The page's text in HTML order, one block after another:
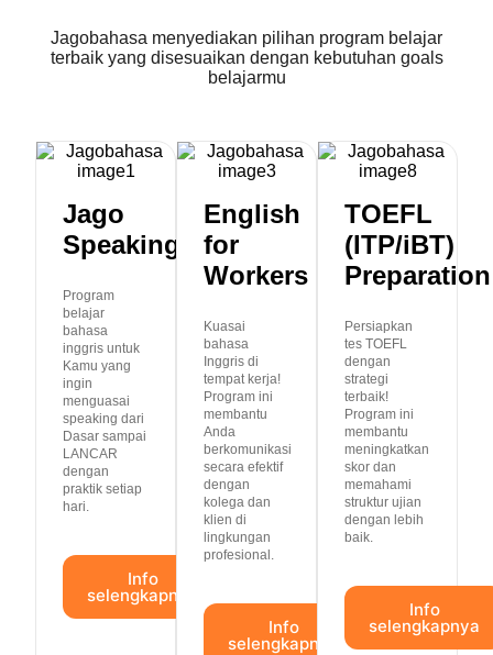
Jagobahasa menyediakan pilihan program belajar
terbaik yang disesuaikan dengan kebutuhan goals
belajarmu
Jago
Speaking
Program
belajar
bahasa
inggris untuk
Kamu yang
ingin
menguasai
speaking dari
Dasar sampai
LANCAR
dengan
praktik setiap
hari.
Info
selengkapnya
English
for
Workers
Kuasai
bahasa
Inggris di
tempat kerja!
Program ini
membantu
Anda
berkomunikasi
secara efektif
dengan
kolega dan
klien di
lingkungan
profesional.
Info
selengkapnya
TOEFL
(ITP/iBT)
Preparation
Persiapkan
tes TOEFL
dengan
strategi
terbaik!
Program ini
membantu
meningkatkan
skor dan
memahami
struktur ujian
dengan lebih
baik.
Info
selengkapnya